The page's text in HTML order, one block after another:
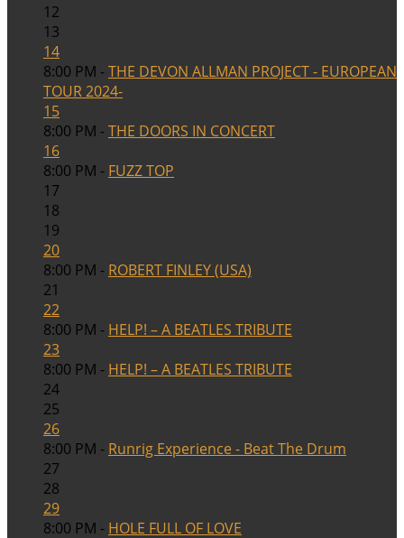
12
13
14
8:00 PM -THE DEVON ALLMAN PROJECT - EUROPEAN
TOUR 2024-
15
8:00 PM -THE DOORS IN CONCERT
16
8:00 PM - FUZZ TOP
17
18
19
20
8:00 PM - ROBERT FINLEY (USA)
21
22
8:00 PM - HELP! – A BEATLES TRIBUTE
23
8:00 PM - HELP! – A BEATLES TRIBUTE
24
25
26
8:00 PM - Runrig Experience - Beat The Drum
27
28
29
8:00 PM - HOLE FULL OF LOVE